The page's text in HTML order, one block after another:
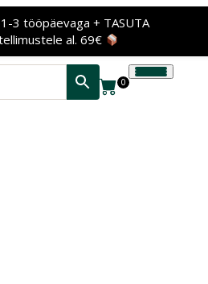
0
3 tööpäevaga + TASUTA
al. 69€